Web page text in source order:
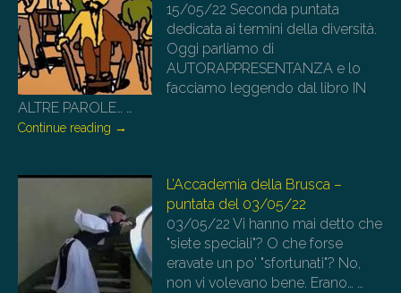
15/05/22 Seconda puntata
dedicata ai termini della diversità.
Oggi parliamo di
AUTORAPPRESENTANZA e lo
facciamo leggendo dal libro IN
ALTRE PAROLE… …
Continue reading →
L’Accademia della Brusca –
puntata del 03/05/22
03/05/22 Vi hanno mai detto che
"siete speciali"? O che forse
eravate un po' "sfortunati"? No,
non vi volevano bene. Erano… …